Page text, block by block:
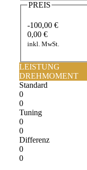
PREIS
-100,00 €
0,00 €
inkl. MwSt.
LEISTUNG
DREHMOMENT
Standard
0
0
Tuning
0
0
Differenz
0
0